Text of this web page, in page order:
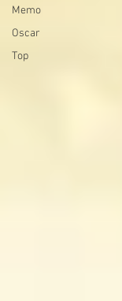
Memo
Oscar
Top